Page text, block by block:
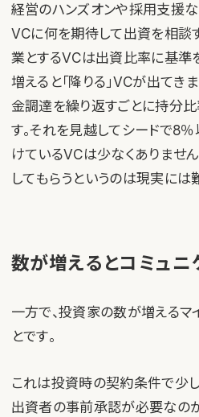
経営のハンズオンや採用支援
VCに何を期待して出資を相談
業とするVCは出資比率に基準
増えると「降りる」VCが出て
金調達を繰り返すごとに持分比
す。それを見越してシードで8
けているVCは少なくありませ
してもらうというのは現実には
数が増えるとコミュ
一方で、投資家の数が増えるマ
とです。
これは投資時の契約条件で少
出資者の事前承認が必要なの